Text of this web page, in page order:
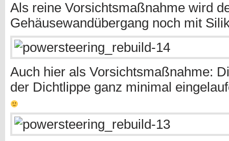
Als reine Vorsichtsmaßnahme wird
Gehäusewandübergang noch mit
Auch hier als Vorsichtsmaßnahme:
der Dichtlippe ganz minimal